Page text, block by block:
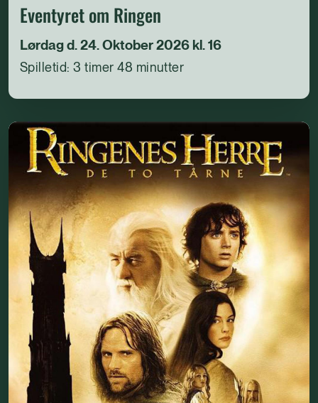
Eventyret om Ringen
Lørdag d. 24. Oktober 2026 kl. 16
Spilletid: 3 timer 48 minutter